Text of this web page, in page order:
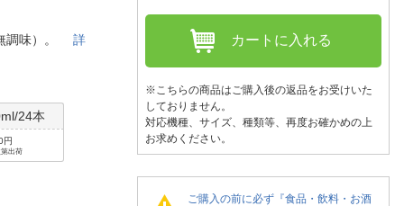
窓口
無調味）。詳
24本
円
第出荷
カートに入れる
※こちらの商品はご購入後の返品をお受けいた
しておりません。
対応機種、サイズ、種類等、再度お確かめの上
お求めください。
ご購入の前に必ず『食品・飲料・お酒